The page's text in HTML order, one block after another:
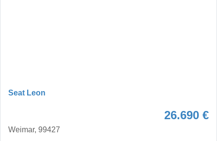
Seat Leon
26.690 €
Weimar, 99427